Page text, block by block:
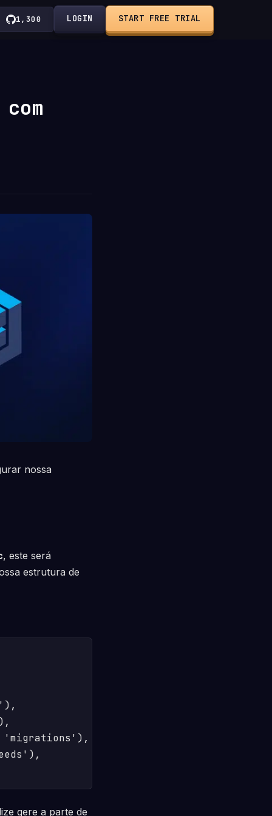
1,300 LOGIN START FREE TRIAL
nossa
, este será
estrutura de
gere a parte de